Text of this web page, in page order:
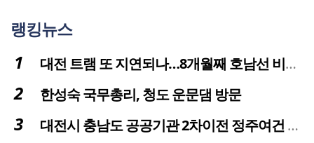
랭킹뉴스
대전 트램 또 지연되나…8개월째 호남선 비개착공사 시공사 선정 난항
한성숙 국무총리, 청도 운문댐 방문
대전시 충남도 공공기관 2차이전 정주여건 확보 시급